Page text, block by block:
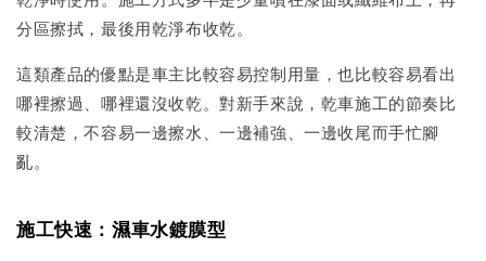
分區擦拭，最後用乾淨布收乾。
這類產品的優點是車主比較容易控制用量，也比較容易看出
哪裡擦過、哪裡還沒收乾。對新手來說，乾車施工的節奏比
較清楚，不容易一邊擦水、一邊補強、一邊收尾而手忙腳
亂。
施工快速：濕車水鍍膜型